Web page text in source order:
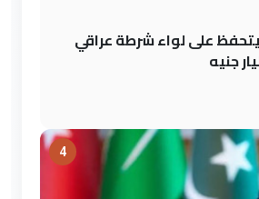
على لواء شرطة عراقي
جنيه
4